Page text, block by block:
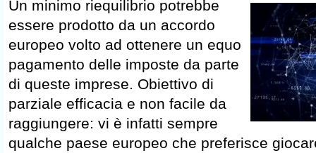
Un minimo riequilibrio potrebbe
essere prodotto da un accordo
europeo volto ad ottenere un equo
pagamento delle imposte da parte
di queste imprese. Obiettivo di
parziale efficacia e non facile da
raggiungere: vi è infatti sempre
qualche paese europeo che preferisce